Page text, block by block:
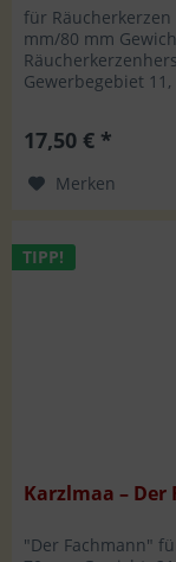
für Räucherkerzen
mm/80 mm
Gewerbegebiet
17,50 € *
Merken
TIPP!
Karzlmaa – Der
"Der Fachmann"